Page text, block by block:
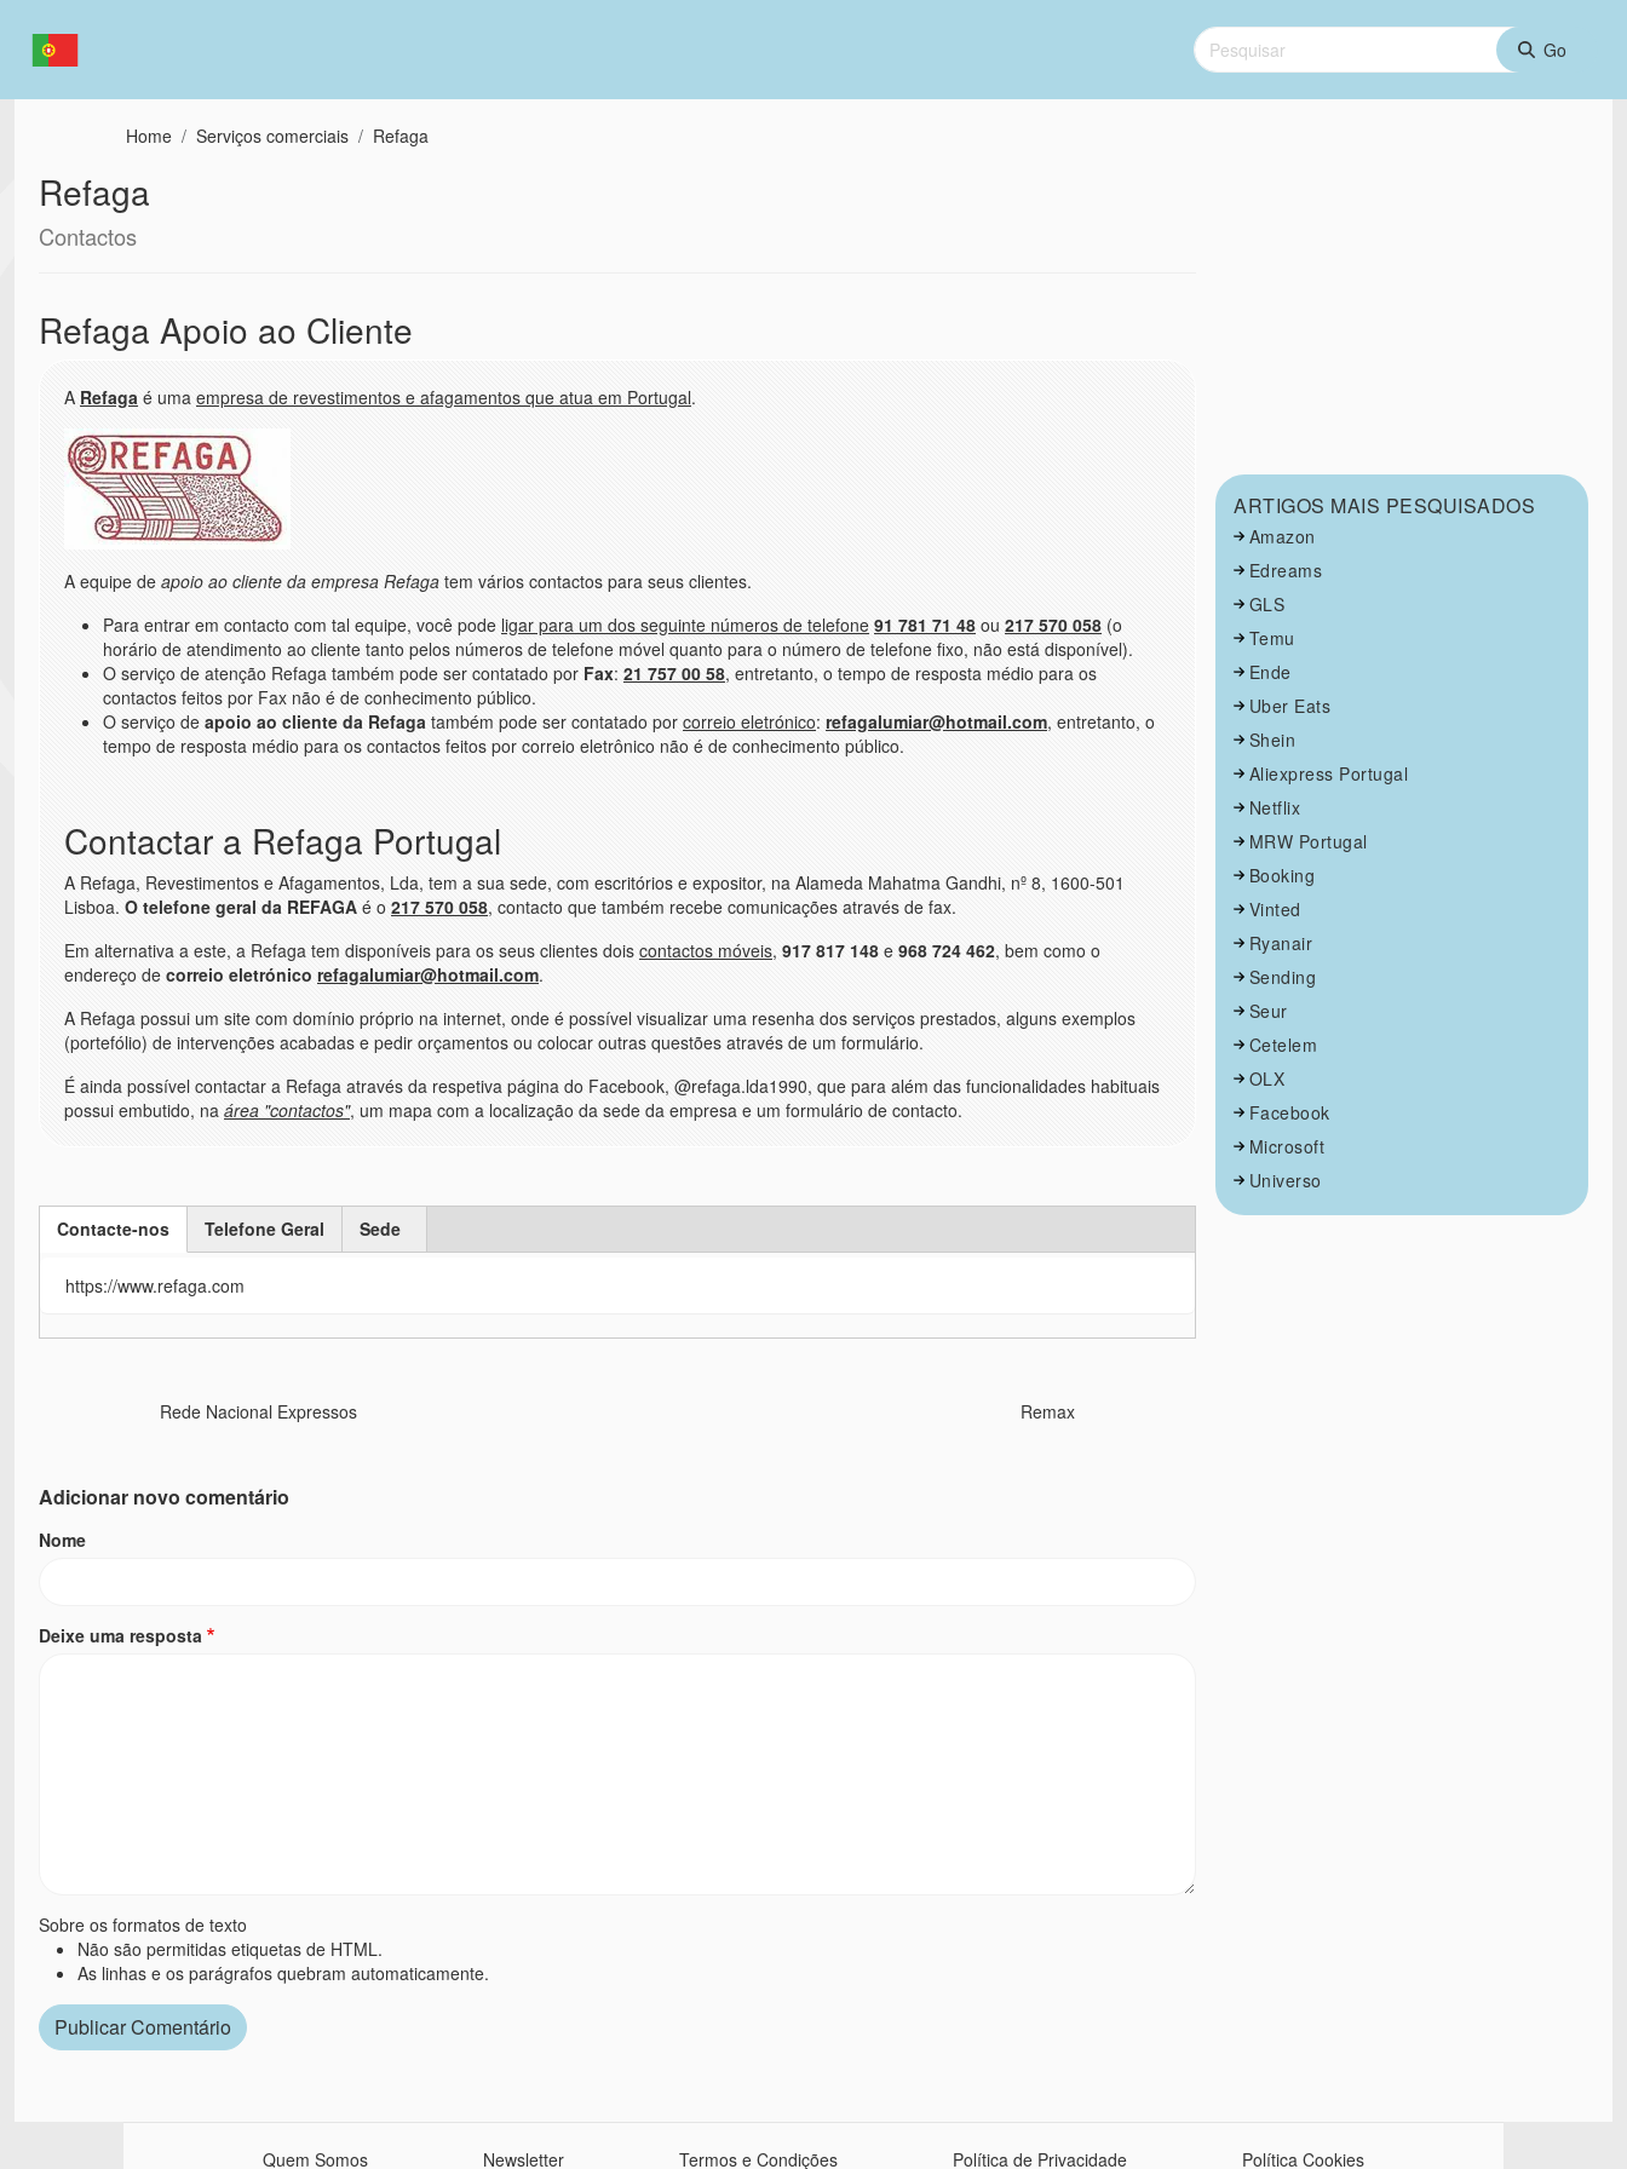
Home Serviços comerciais Refaga
Refaga
Contactos
Refaga Apoio ao Cliente
A Refaga é uma empresa de revestimentos e afagamentos que atua em Portugal.
A equipe de apoio ao cliente da empresa Refaga tem vários contactos para seus clientes.
Para entrar em contacto com tal equipe, você pode ligar para um dos seguinte números de telefone 91 781 71 48 ou 217 570 058 (o
horário de atendimento ao cliente tanto pelos números de telefone móvel quanto para o número de telefone fixo, não está disponível).
O serviço de atenção Refaga também pode ser contatado por Fax: 21 757 00 58, entretanto, o tempo de resposta médio para os
contactos feitos por Fax não é de conhecimento público.
O serviço de apoio ao cliente da Refaga também pode ser contatado por correio eletrónico: refagalumiar@hotmail.com, entretanto, o
tempo de resposta médio para os contactos feitos por correio eletrônico não é de conhecimento público.
Contactar a Refaga Portugal
A Refaga, Revestimentos e Afagamentos, Lda, tem a sua sede, com escritórios e expositor, na Alameda Mahatma Gandhi, nº 8, 1600-501
Lisboa. O telefone geral da REFAGA é o 217 570 058, contacto que também recebe comunicações através de fax.
Em alternativa a este, a Refaga tem disponíveis para os seus clientes dois contactos móveis, 917 817 148 e 968 724 462, bem como o
endereço de correio eletrónico refagalumiar@hotmail.com.
A Refaga possui um site com domínio próprio na internet, onde é possível visualizar uma resenha dos serviços prestados, alguns exemplos
(portefólio) de intervenções acabadas e pedir orçamentos ou colocar outras questões através de um formulário.
É ainda possível contactar a Refaga através da respetiva página do Facebook, @refaga.lda1990, que para além das funcionalidades habituais
possui embutido, na área "contactos", um mapa com a localização da sede da empresa e um formulário de contacto.
Contacte-nos
Telefone Geral Sede
https://www.refaga.com
Rede Nacional Expressos Remax
Adicionar novo comentário
Nome
Deixe uma resposta
Sobre os formatos de texto
Não são permitidas etiquetas de HTML.
As linhas e os parágrafos quebram automaticamente.
ARTIGOS MAIS PESQUISADOS
Amazon
Edreams
GLS
Temu
Ende
Uber Eats
Shein
Aliexpress Portugal
Netflix
MRW Portugal
Booking
Vinted
Ryanair
Sending
Seur
Cetelem
OLX
Facebook
Microsoft
Universo
Quem Somos Newsletter Termos e Condições Política de Privacidade Política Cookies